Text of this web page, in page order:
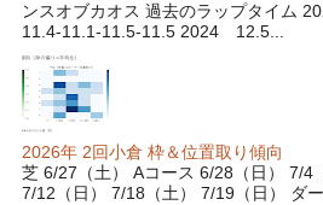
ンスオブカオス 過去のラップタイム
11.4-11.1-11.5-11.5 2024 12.5...
2026年 2回小倉 枠＆位置取り傾向
芝 6/27（土） Aコース 6/28（日） 7/4
7/12（日） 7/18（土） 7/19（日） ダ